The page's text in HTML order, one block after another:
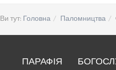
Ви тут: Головна Паломництва
ПАРАФІЯ